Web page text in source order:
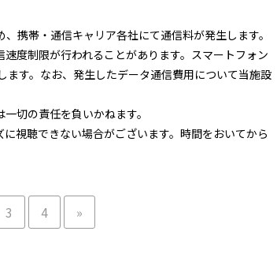
携帯・通信キャリア各社にて通信料が発生します。
度制限が行われることがあります。スマートフォン
す。なお、発生したデータ通信費用について当施設
切の責任を負いかねます。
視聴できない場合がございます。時間をおいてから
3 4 »